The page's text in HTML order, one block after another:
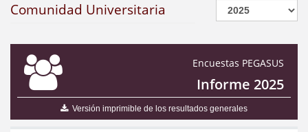
Comunidad Universitaria
Encuestas PEGASUS
Informe 2025
Versión imprimible de los resultados generales